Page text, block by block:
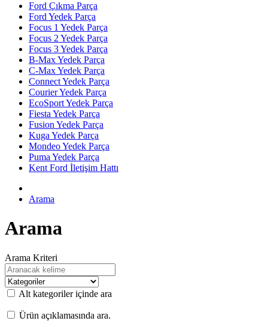
Ford Çıkma Parça
Ford Yedek Parça
Focus 1 Yedek Parça
Focus 2 Yedek Parça
Focus 3 Yedek Parça
B-Max Yedek Parça
C-Max Yedek Parça
Connect Yedek Parça
Courier Yedek Parça
EcoSport Yedek Parça
Fiesta Yedek Parça
Fusion Yedek Parça
Kuga Yedek Parça
Mondeo Yedek Parça
Puma Yedek Parça
Kent Ford İletişim Hattı
Arama
Arama
Arama Kriteri
Alt kategoriler içinde ara
Ürün açıklamasında ara.